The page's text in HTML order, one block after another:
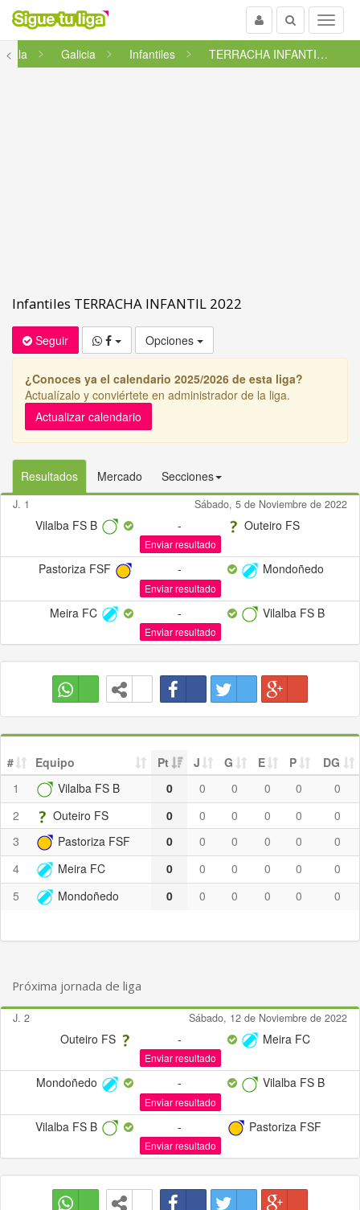
Menu
Buscar
Usuario
<
Sala Galicia Infantiles TERRACHA INFANTIL 2022
Infantiles TERRACHA INFANTIL 2022
Seguir Opciones
¿Conoces ya el calendario 2025/2026 de esta liga?
Actualízalo y conviértete en administrador de la liga.
Actualizar calendario
Resultados Mercado Secciones
J. 1 Sábado, 5 de Noviembre de 2022
Vilalba FS B - Outeiro FS
Enviar resultado
Pastoriza FSF - Mondoñedo
Enviar resultado
Meira FC - Vilalba FS B
Enviar resultado
# Equipo Pt J G E P
DG
1
Vilalba FS B 0 0 0 0 0
0
2
Outeiro FS 0 0 0 0 0
0
3
Pastoriza FSF 0 0 0 0 0
0
4
Meira FC 0 0 0 0 0
0
5
Mondoñedo 0 0 0 0 0 0
Próxima jornada de liga
J. 2 Sábado, 12 de Noviembre de 2022
Outeiro FS - Meira FC
Enviar resultado
Mondoñedo - Vilalba FS B
Enviar resultado
Vilalba FS B - Pastoriza FSF
Enviar resultado